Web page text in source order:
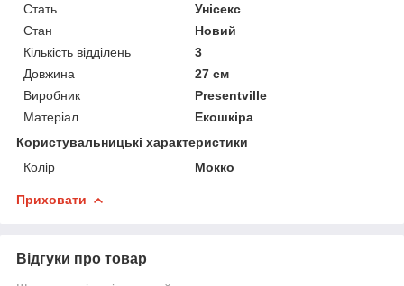
Стать
Унісекс
Стан
Новий
Кількість відділень
3
Довжина
27 см
Виробник
Presentville
Матеріал
Екошкіра
Користувальницькі характеристики
Колір
Мокко
Приховати
Відгуки про товар